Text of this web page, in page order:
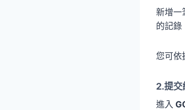
新增一
的記錄
您可依
2.提交
進入